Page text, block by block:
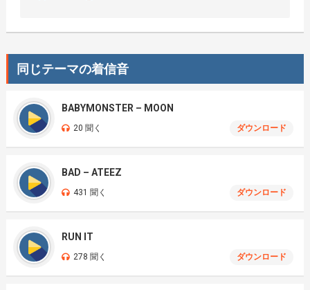
同じテーマの着信音
BABYMONSTER – MOON
20 聞く ダウンロード
BAD – ATEEZ
431 聞く ダウンロード
RUN IT
278 聞く ダウンロード